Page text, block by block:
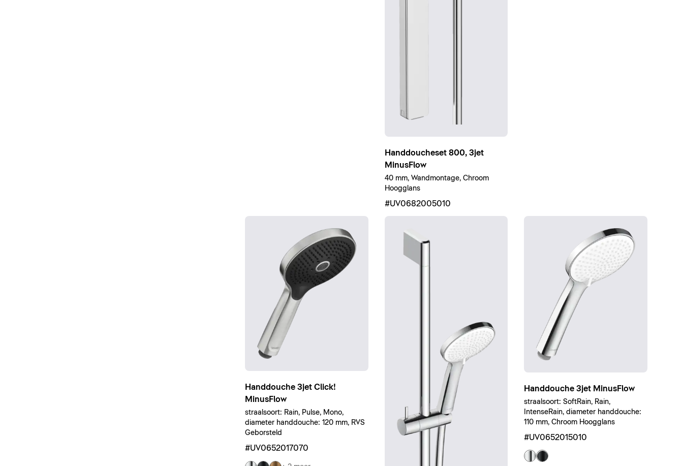
Handdoucheset 800, 3jet
MinusFlow
40 mm, Wandmontage, Chroom
Hoogglans
#UV0682005010
Handdouche 3jet Click!
MinusFlow
straalsoort: Rain, Pulse, Mono,
diameter handdouche: 120 mm, RVS
Geborsteld
#UV0652017070
Handdouche 3jet MinusFlow
straalsoort: SoftRain, Rain,
IntenseRain, diameter handdouche:
110 mm, Chroom Hoogglans
#UV0652015010